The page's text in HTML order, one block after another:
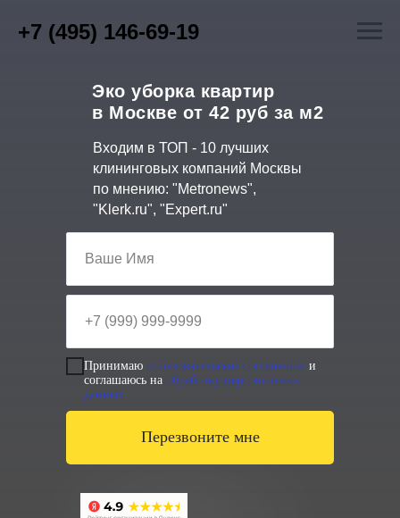
+7 (495) 146-69-19
Эко уборка квартир
в Москве от 42 руб за м2
Принимаю пользовательское соглашение и
соглашаюсь на обработку персональных
данных
Перезвоните мне
Входим в ТОП - 10 лучших
клининговых компаний Москвы
по мнению: "Metronews",
"Klerk.ru", "Expert.ru"